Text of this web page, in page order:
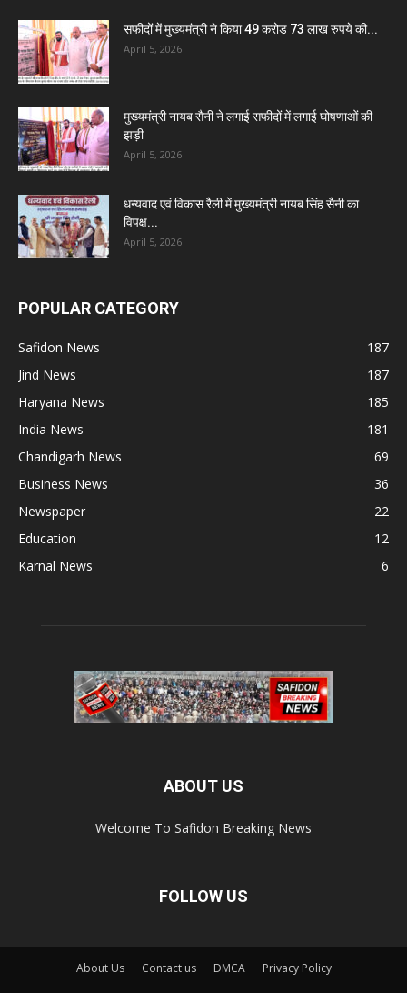
सफीदों में मुख्यमंत्री ने किया 49 करोड़ 73 लाख रुपये की...
April 5, 2026
मुख्यमंत्री नायब सैनी ने लगाई सफीदों में लगाई घोषणाओं की
झड़ी
April 5, 2026
धन्यवाद एवं विकास रैली में मुख्यमंत्री नायब सिंह सैनी का
विपक्ष...
April 5, 2026
POPULAR CATEGORY
Safidon News
187
Jind News
187
Haryana News
185
India News
181
Chandigarh News
69
Business News
36
Newspaper
22
Education
12
Karnal News
6
ABOUT US
Welcome To Safidon Breaking News
FOLLOW US
About Us Contact us DMCA Privacy Policy